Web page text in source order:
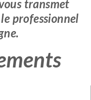
transmet
professionnel